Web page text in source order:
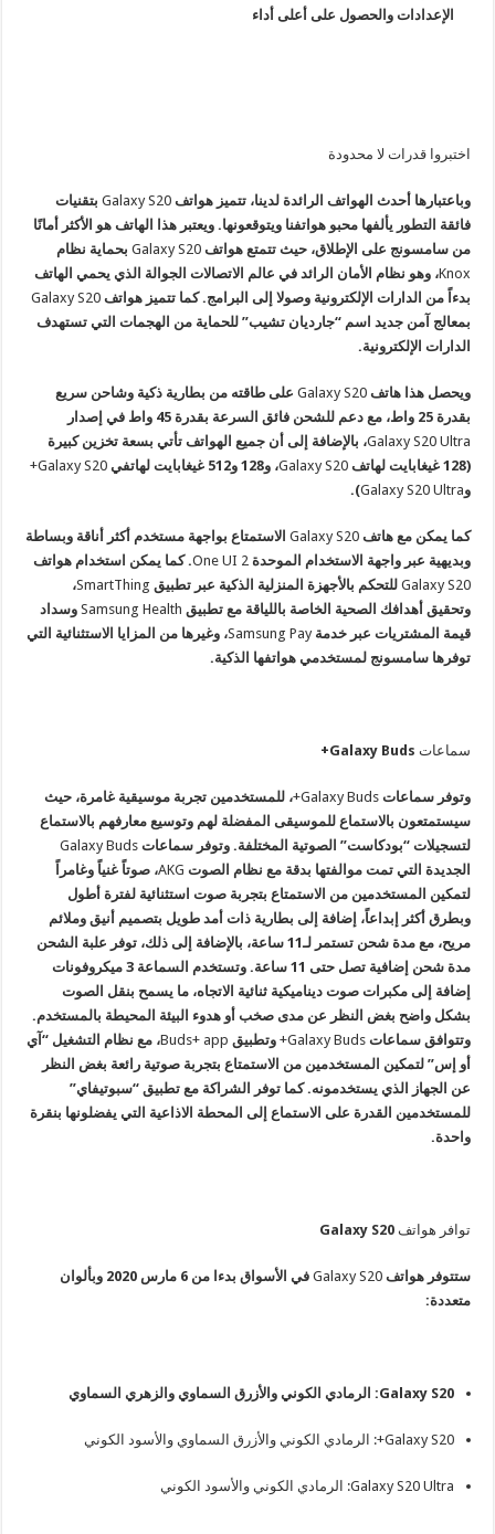
الإعدادات والحصول على أعلى أداء
اختبروا قدرات لا محدودة
وباعتبارها أحدث الهواتف الرائدة لدينا، تتميز هواتف Galaxy S20 بتقنيات
فائقة التطور يألفها محبو هواتفنا ويتوقعونها. ويعتبر هذا الهاتف هو الأكثر أمانًا
من سامسونج على الإطلاق، حيث تتمتع هواتف Galaxy S20بحماية نظام
Knox، وهو نظام الأمان الرائد في عالم الاتصالات الجوالة الذي يحمي الهاتف
بدءاً من الدارات الإلكترونية وصولا إلى البرامج. كما تتميز هواتف Galaxy S20
بمعالج آمن جديد اسم “جارديان تشيب” للحماية من الهجمات التي تستهدف
الدارات الإلكترونية.
ويحصل هذا هاتف Galaxy S20على طاقته من بطارية ذكية وشاحن سريع
بقدرة 25 واط، مع دعم للشحن فائق السرعة بقدرة 45 واط في إصدار
Galaxy S20 Ultra، بالإضافة إلى أن جميع الهواتف تأتي بسعة تخزين كبيرة
(128 غيغابايت لهاتف
Galaxy S20، و128 و512 غيغابايت لهاتفي
Galaxy S20+
وGalaxy S20 Ultra
).
كما يمكن مع هاتف Galaxy S20الاستمتاع بواجهة مستخدم أكثر أناقة وبساطة
وبديهية عبر واجهة الاستخدام الموحدة One UI 2. كما يمكن استخدام هواتف
Galaxy S20للتحكم بالأجهزة المنزلية الذكية عبر تطبيق SmartThing،
وتحقيق أهدافك الصحية الخاصة باللياقة مع تطبيق Samsung Healthوسداد
قيمة المشتريات عبر خدمة
Samsung Pay
، وغيرها من المزايا الاستثنائية التي
توفرها سامسونج لمستخدمي هواتفها الذكية.
سماعات Galaxy Buds+
وتوفر سماعات Galaxy Buds+ ، للمستخدمين تجربة موسيقية غامرة، حيث
سيستمتعون بالاستماع للموسيقى المفضلة لهم وتوسيع معارفهم بالاستماع
لتسجيلات “بودكاست” الصوتية المختلفة. وتوفر سماعات Galaxy Buds
الجديدة التي تمت موالفتها بدقة مع نظام الصوت AKG، صوتاً غنياً وغامراً
لتمكين المستخدمين من الاستمتاع بتجربة صوت استثنائية لفترة أطول
وبطرق أكثر إبداعاً، إضافة إلى بطارية ذات أمد طويل بتصميم أنيق وملائم
مريح، مع مدة شحن تستمر لـ11 ساعة، بالإضافة إلى ذلك، توفر علبة الشحن
مدة شحن إضافية تصل حتى 11 ساعة
. وتستخدم السماعة 3 ميكروفونات
إضافة إلى مكبرات صوت ديناميكية ثنائية الاتجاه، ما يسمح بنقل الصوت
بشكل واضح بغض النظر عن مدى صخب أو هدوء البيئة المحيطة بالمستخدم.
وتتوافق سماعات Galaxy Buds+ وتطبيق Buds+ app، مع نظام التشغيل “آي
أو إس” لتمكين المستخدمين من الاستمتاع بتجربة صوتية رائعة بغض النظر
عن الجهاز الذي يستخدمونه. كما توفر الشراكة مع تطبيق “سبوتيفاي”
للمستخدمين القدرة على الاستماع إلى المحطة الاذاعية التي يفضلونها بنقرة
واحدة.
توافر هواتف Galaxy S20
ستتوفر هواتف Galaxy S20
في الأسواق بدءا من 6 مارس 2020 وبألوان
متعددة:
Galaxy S20: الرمادي الكوني والأزرق السماوي والزهري السماوي
Galaxy S20+: الرمادي الكوني والأزرق السماوي والأسود الكوني
Galaxy S20 Ultra: الرمادي الكوني والأسود الكوني